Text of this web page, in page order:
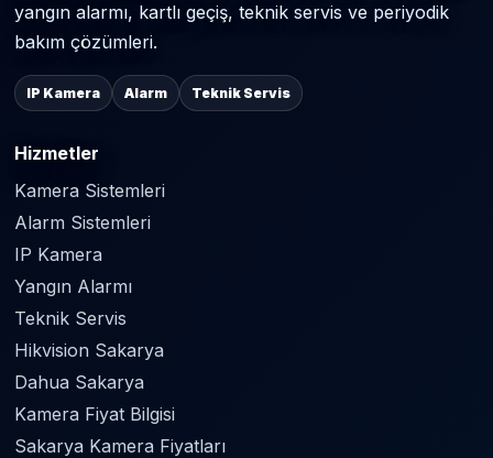
yangın alarmı, kartlı geçiş, teknik servis ve periyodik
bakım çözümleri.
IP Kamera Alarm Teknik Servis
Hizmetler
Kamera Sistemleri
Alarm Sistemleri
IP Kamera
Yangın Alarmı
Teknik Servis
Hikvision Sakarya
Dahua Sakarya
Kamera Fiyat Bilgisi
Sakarya Kamera Fiyatları